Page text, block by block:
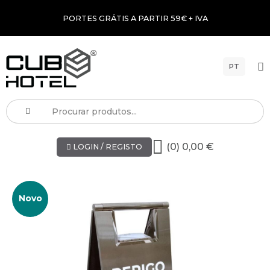
PORTES GRÁTIS A PARTIR 59€ + IVA
PT
LOGIN / REGISTO (0) 0,00 €
Novo